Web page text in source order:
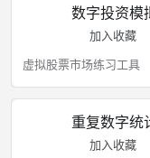
数字投资模
加入收藏
虚拟股票市场练习工具
重复数字统
加入收藏